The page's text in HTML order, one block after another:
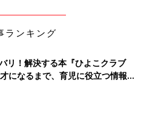
ランキング
リ！解決する本『ひよこクラブ
になるまで、育児に役立つ情報が